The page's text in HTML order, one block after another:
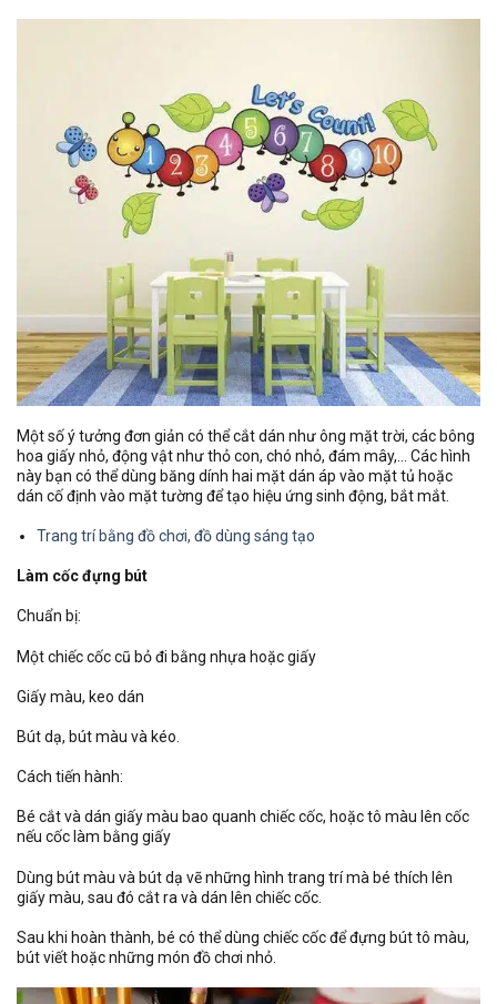
Một số ý tưởng đơn giản có thể cắt dán như ông mặt trời, các bông
hoa giấy nhỏ, động vật như thỏ con, chó nhỏ, đám mây,… Các hình
này bạn có thể dùng băng dính hai mặt dán áp vào mặt tủ hoặc
dán cố định vào mặt tường để tạo hiệu ứng sinh động, bắt mắt.
Trang trí bằng đồ chơi, đồ dùng sáng tạo
Làm cốc đựng bút
Chuẩn bị:
Một chiếc cốc cũ bỏ đi bằng nhựa hoặc giấy
Giấy màu, keo dán
Bút dạ, bút màu và kéo.
Cách tiến hành:
Bé cắt và dán giấy màu bao quanh chiếc cốc, hoặc tô màu lên cốc
nếu cốc làm bằng giấy
Dùng bút màu và bút dạ vẽ những hình trang trí mà bé thích lên
giấy màu, sau đó cắt ra và dán lên chiếc cốc.
Sau khi hoàn thành, bé có thể dùng chiếc cốc để đựng bút tô màu,
bút viết hoặc những món đồ chơi nhỏ.